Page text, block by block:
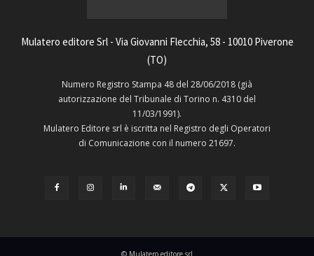
Mulatero editore Srl - Via Giovanni Flecchia, 58 - 10010 Piverone
(TO)
Numero Registro Stampa 48 del 28/06/2018 (già
autorizzazione del Tribunale di Torino n. 4310 del
11/03/1991).
Mulatero Editore srl è iscritta nel Registro degli Operatori
di Comunicazione con il numero 21697.
© Mulatero editore srl